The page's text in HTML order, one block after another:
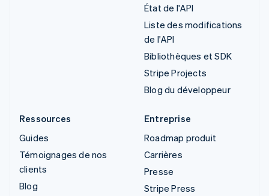
État de l'API
Liste des modifications
de l'API
Bibliothèques et SDK
Stripe Projects
Blog du développeur
Ressources
Guides
Témoignages de nos
clients
Blog
Entreprise
Roadmap produit
Carrières
Presse
Stripe Press